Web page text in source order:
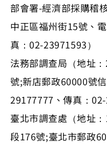
部會署-經濟部採購稽
中正區福州街15號、
真：02-23971593）
法務部調查局（地址
號;新店郵政60000號
29177777、傳真：02-
臺北市調查處（地址
段176號;臺北市郵政